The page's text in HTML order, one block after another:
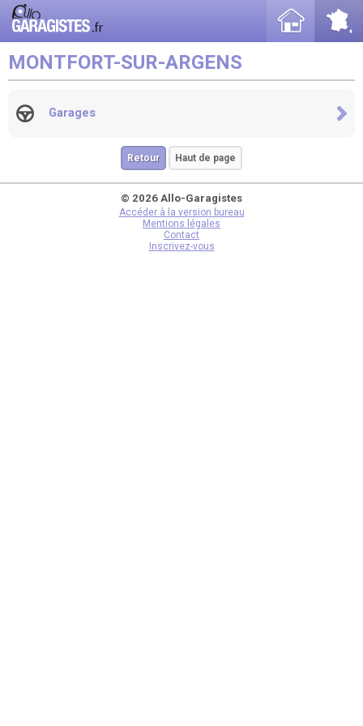
MONTFORT-SUR-ARGENS
Garages
Retour Haut de page
© 2026 Allo-Garagistes
Accéder à la version bureau
Mentions légales
Contact
Inscrivez-vous